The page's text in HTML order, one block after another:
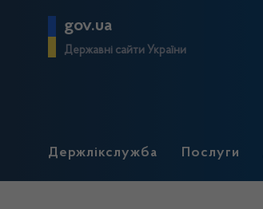
gov.ua
Державні сайти України
Держлікслужба Послуги